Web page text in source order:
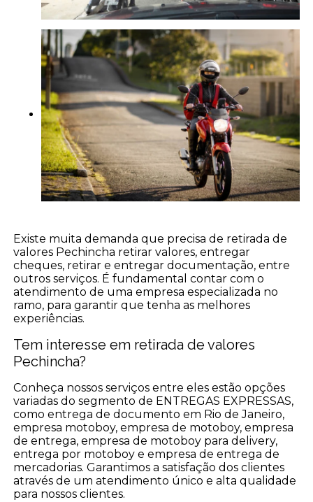
Existe muita demanda que precisa de retirada de
valores Pechincha retirar valores, entregar
cheques, retirar e entregar documentação, entre
outros serviços. É fundamental contar com o
atendimento de uma empresa especializada no
ramo, para garantir que tenha as melhores
experiências.
Tem interesse em retirada de valores
Pechincha?
Conheça nossos serviços entre eles estão opções
variadas do segmento de ENTREGAS EXPRESSAS,
como entrega de documento em Rio de Janeiro,
empresa motoboy, empresa de motoboy, empresa
de entrega, empresa de motoboy para delivery,
entrega por motoboy e empresa de entrega de
mercadorias. Garantimos a satisfação dos clientes
através de um atendimento único e alta qualidade
para nossos clientes.